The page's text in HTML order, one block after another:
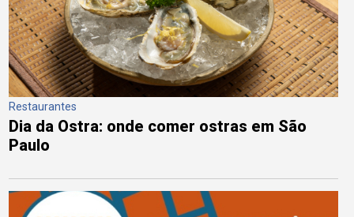
Restaurantes
Dia da Ostra: onde comer ostras em São
Paulo